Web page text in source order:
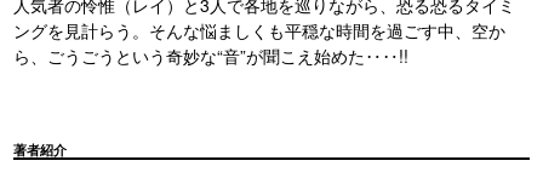
ングを見計らう。そんな悩ましくも平穏な時間を過ごす中、空か
ら、ごうごうという奇妙な“音”が聞こえ始めた‥‥!!
著者紹介